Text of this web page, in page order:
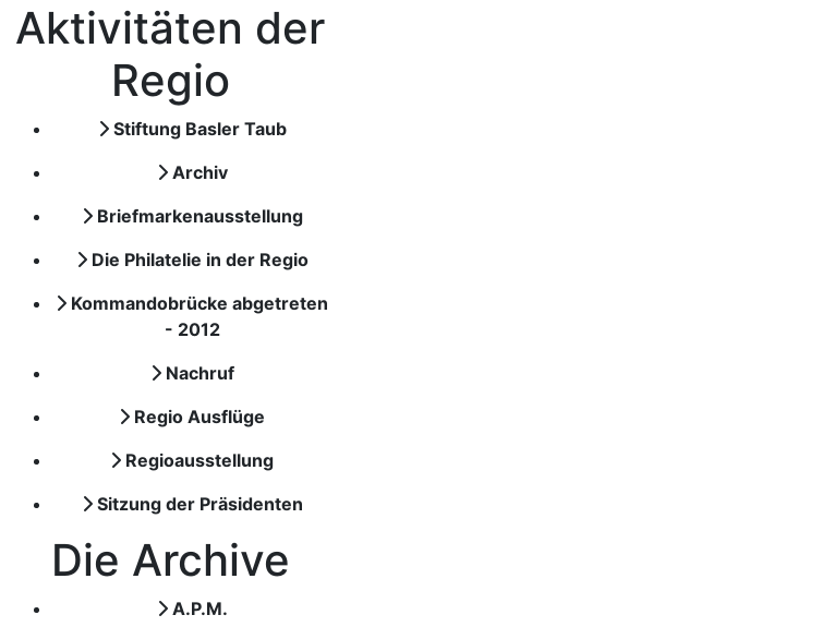
Aktivitäten der
Regio
Stiftung Basler Taub
Archiv
Briefmarkenausstellung
Die Philatelie in der Regio
Kommandobrücke abgetreten
- 2012
Nachruf
Regio Ausflüge
Regioausstellung
Sitzung der Präsidenten
Die Archive
A.P.M.